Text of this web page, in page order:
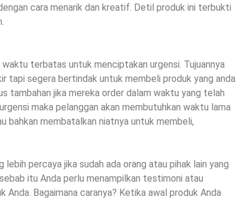
cara menarik dan kreatif. Detil produk ini terbukti
terbatas untuk menciptakan urgensi. Tujuannya
tapi segera bertindak untuk membeli produk yang anda
tambahan jika mereka order dalam waktu yang telah
maka pelanggan akan membutuhkan waktu lama
bahkan membatalkan niatnya untuk membeli,
percaya jika sudah ada orang atau pihak lain yang
itu Anda perlu menampilkan testimoni atau
Anda. Bagaimana caranya? Ketika awal produk Anda